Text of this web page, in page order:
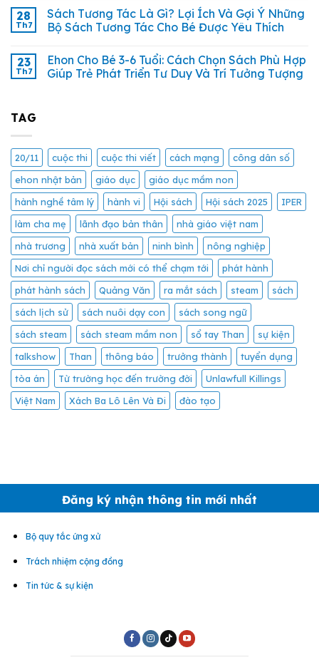
28
Th7
Sách Tương Tác Là Gì? Lợi Ích Và Gợi Ý Những
Bộ Sách Tương Tác Cho Bé Được Yêu Thích
23
Th7
Ehon Cho Bé 3-6 Tuổi: Cách Chọn Sách Phù Hợp
Giúp Trẻ Phát Triển Tư Duy Và Trí Tưởng Tượng
TAG
20/11 cuộc thi cuộc thi viết cách mạng
công dân số
ehon nhật bản
giáo dục
giáo dục mầm non
hành nghề tâm lý
hành vi Hội sách Hội sách 2025
IPER
làm cha mẹ
lãnh đạo bản thân
nhà giáo việt nam
nhà trương
nhà xuất bản ninh bình
nông nghiệp
Nơi chỉ người đọc sách mới có thể chạm tới
phát hành
phát hành sách
Quảng Văn ra mắt sách steam
sách
sách lịch sử
sách nuôi dạy con
sách song ngữ
sách steam
sách steam mầm non sổ tay Than
sự kiện
talkshow
Than thông báo trưởng thành
tuyển dụng
tòa án
Từ trường học đến trường đời
Unlawfull Killings
Việt Nam
Xách Ba Lô Lên Và Đi đào tạo
Đăng ký nhận thông tin mới nhất
Bộ quy tắc ứng xử
Trách nhiệm cộng đồng
Tin tức & sự kiện